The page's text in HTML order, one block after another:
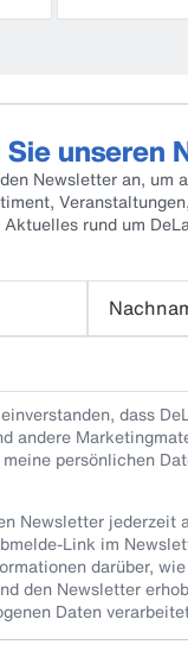
unseren
Newsletter an, um
rund um
dass
andere
persönlichen
Newsletter jederzeit
Link im
darüber,
den Newsletter
Daten